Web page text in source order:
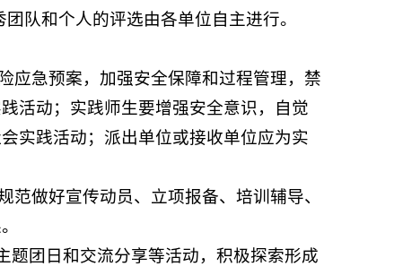
队和个人的评选由各单位自主进行。
应急预案，加强安全保障和过程管理，禁
活动；实践师生要增强安全意识，自觉
实践活动；派出单位或接收单位应为实
做好宣传动员、立项报备、培训辅导、
题团日和交流分享等活动，积极探索形成